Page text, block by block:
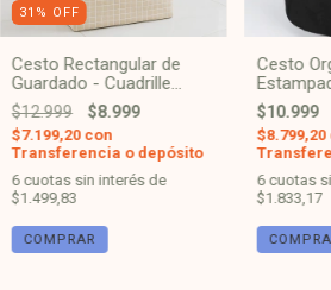
31 % OFF
Cesto Rectangular de
Guardado - Cuadrille
Blanco
$12.999 $8.999
$7.199,20 con
Transferencia o depósito
6 cuotas sin interés de
$1.499,83
Cesto
Beige
$10.999
$8.799,20
6 cuotas
$1.833,17